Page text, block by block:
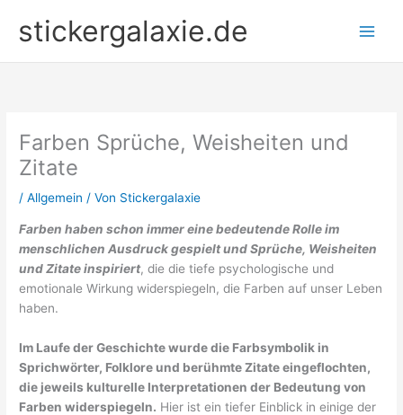
Inhaltstickergalaxie.de
Farben Sprüche, Weisheiten und
Zitate
/Allgemein / Von Stickergalaxie
Farben haben schon immer eine bedeutende Rolle im
menschlichen Ausdruck gespielt und Sprüche, Weisheiten
und Zitate inspiriert, die die tiefe psychologische und
emotionale Wirkung widerspiegeln, die Farben auf unser Leben
haben.
Im Laufe der Geschichte wurde die Farbsymbolik in
Sprichwörter, Folklore und berühmte Zitate eingeflochten,
die jeweils kulturelle Interpretationen der Bedeutung von
Farben widerspiegeln. Hier ist ein tiefer Einblick in einige der